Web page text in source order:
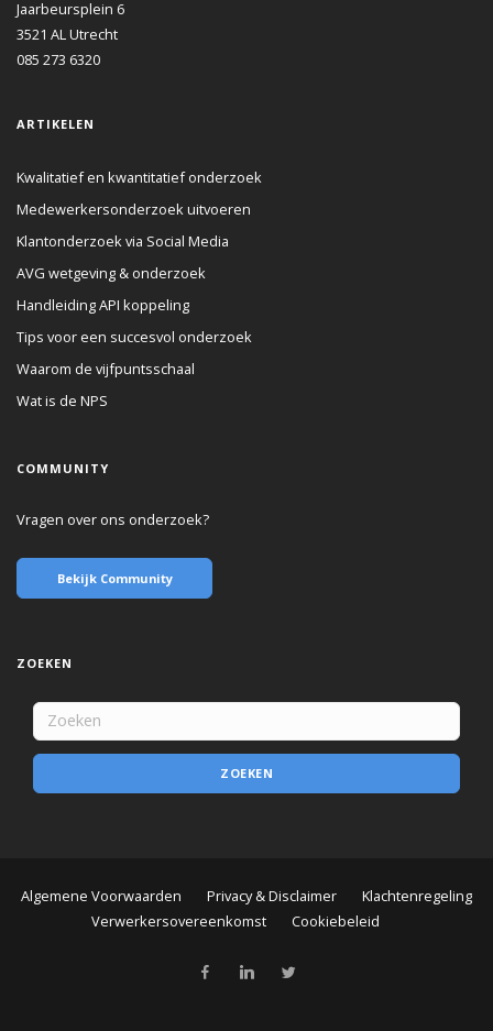
Jaarbeursplein 6
3521 ALUtrecht
085 273 6320
ARTIKELEN
Kwalitatief en kwantitatief onderzoek
Medewerkersonderzoek uitvoeren
Klantonderzoek via Social Media
AVG wetgeving & onderzoek
Handleiding API koppeling
Tips voor een succesvol onderzoek
Waarom de vijfpuntsschaal
Wat is de NPS
COMMUNITY
Vragen over ons onderzoek?
Bekijk Community
ZOEKEN
ZOEKEN
Algemene Voorwaarden Privacy & Disclaimer
Klachtenregeling
Verwerkersovereenkomst
Cookiebeleid